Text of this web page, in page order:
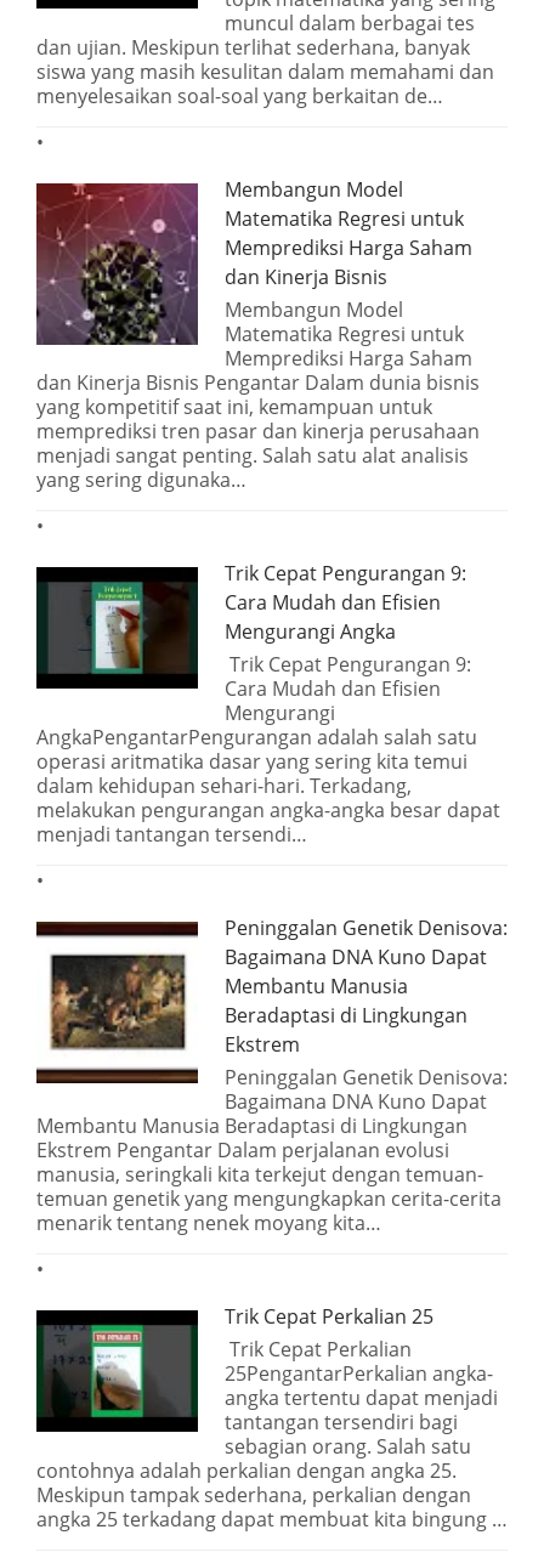
muncul dalam berbagai tes
dan ujian. Meskipun terlihat sederhana, banyak
siswa yang masih kesulitan dalam memahami dan
menyelesaikan soal-soal yang berkaitan de…
Membangun Model
Matematika Regresi untuk
Memprediksi Harga Saham
dan Kinerja Bisnis
Membangun Model
Matematika Regresi untuk
Memprediksi Harga Saham
dan Kinerja Bisnis Pengantar Dalam dunia bisnis
yang kompetitif saat ini, kemampuan untuk
memprediksi tren pasar dan kinerja perusahaan
menjadi sangat penting. Salah satu alat analisis
yang sering digunaka…
Trik Cepat Pengurangan 9:
Cara Mudah dan Efisien
Mengurangi Angka
Trik Cepat Pengurangan 9:
Cara Mudah dan Efisien
Mengurangi
AngkaPengantarPengurangan adalah salah satu
operasi aritmatika dasar yang sering kita temui
dalam kehidupan sehari-hari. Terkadang,
melakukan pengurangan angka-angka besar dapat
menjadi tantangan tersendi…
Peninggalan Genetik Denisova:
Bagaimana DNA Kuno Dapat
Membantu Manusia
Beradaptasi di Lingkungan
Ekstrem
Peninggalan Genetik Denisova:
Bagaimana DNA Kuno Dapat
Membantu Manusia Beradaptasi di Lingkungan
Ekstrem Pengantar Dalam perjalanan evolusi
manusia, seringkali kita terkejut dengan temuan-
temuan genetik yang mengungkapkan cerita-cerita
menarik tentang nenek moyang kita…
Trik Cepat Perkalian 25
Trik Cepat Perkalian
25PengantarPerkalian angka-
angka tertentu dapat menjadi
tantangan tersendiri bagi
sebagian orang. Salah satu
contohnya adalah perkalian dengan angka 25.
Meskipun tampak sederhana, perkalian dengan
angka 25 terkadang dapat membuat kita bingung …